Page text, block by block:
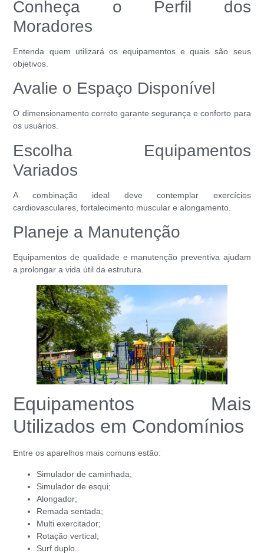
Conheça o Perfil dos
Moradores
Entenda quem utilizará os equipamentos e quais são seus
objetivos.
Avalie o Espaço Disponível
O dimensionamento correto garante segurança e conforto para
os usuários.
Escolha Equipamentos
Variados
A combinação ideal deve contemplar exercícios
cardiovasculares, fortalecimento muscular e alongamento.
Planeje a Manutenção
Equipamentos de qualidade e manutenção preventiva ajudam
a prolongar a vida útil da estrutura.
Equipamentos Mais
Utilizados em Condomínios
Entre os aparelhos mais comuns estão:
Simulador de caminhada;
Simulador de esqui;
Alongador;
Remada sentada;
Multi exercitador;
Rotação vertical;
Surf duplo.